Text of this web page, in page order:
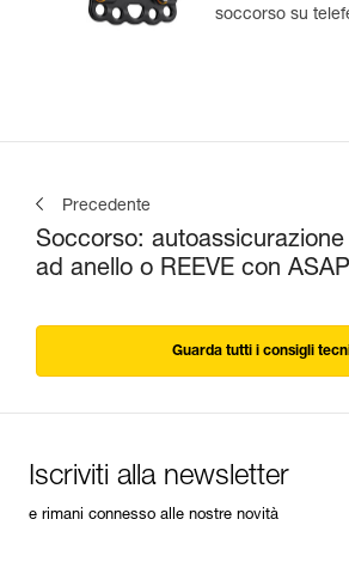
soccorso su
Precedente
Soccorso:
ad anello o REEVE con
Guarda tutti i consigli
Iscriviti alla newsletter
e rimani connesso alle nostre novità